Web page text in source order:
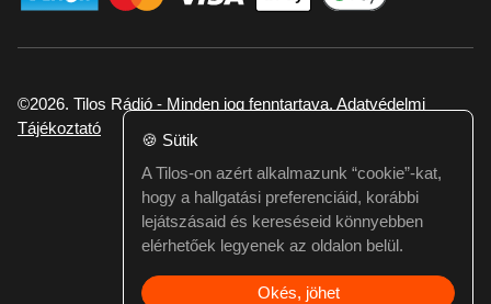
©2026. Tilos Rádió - Minden jog fenntartava. Adatvédelmi
Tájékoztató
Ha hibát találtál vagy kérdésed van itt jelezd:
webmester@tilos.hu
🍪 Sütik
A Tilos-on azért alkalmazunk “cookie”-kat,
hogy a hallgatási preferenciáid, korábbi
lejátszásaid és kereséseid könnyebben
elérhetőek legyenek az oldalon belül.
Okés, jöhet